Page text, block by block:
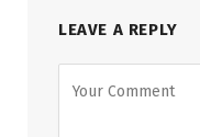
LEAVE A REPLY